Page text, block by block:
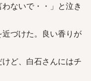
ないで・・」と泣き
づけた。良い香りが
けど、白石さんにはチ